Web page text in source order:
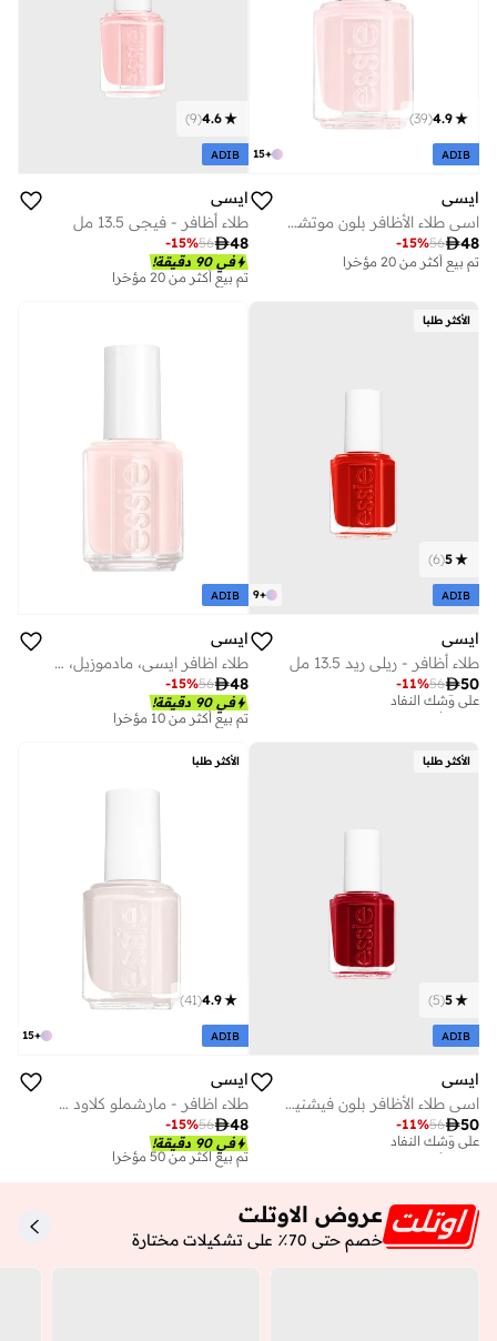
+
15
4.9
(
39
)
ADIB
ايسي
اسي طلاء الأظافر بلون موتشي موتشي 13.5 مل
48
56
-15%
تم بيع أكثر من 20 مؤخرا
4.6
(
9
)
ADIB
ايسي
طلاء أظافر - فيجي 13.5 مل
48
56
-15%
في 90 دقيقة!
تم بيع أكثر من 20 مؤخرا
الأكثر طلبا
+
9
5
(
6
)
ADIB
ايسي
طلاء أظافر - ريلي ريد 13.5 مل
50
56
-11%
تم بيع أكثر من 10 مؤخرا
على وشك النفاد
تم بيع أكثر من 10 مؤخرا
ADIB
ايسي
طلاء اظافر ايسي، مادموزيل، 13.5 مل
48
56
-15%
في 90 دقيقة!
تم بيع أكثر من 10 مؤخرا
الأكثر طلبا
5
(
5
)
ADIB
ايسي
اسي طلاء الأظافر بلون فيشنيت ستوكينجز 13.5 مل
50
56
-11%
تم بيع أكثر من 10 مؤخرا
على وشك النفاد
تم بيع أكثر من 10 مؤخرا
الأكثر طلبا
+
15
4.9
(
41
)
ADIB
ايسي
طلاء اظافر - مارشملو كلاود - #63
48
56
-15%
في 90 دقيقة!
على وشك النفاد
تم بيع أكثر من 50 مؤخرا
على وشك النفاد
عروض الاوتلت
خصم حتى 70٪ على تشكيلات مختارة